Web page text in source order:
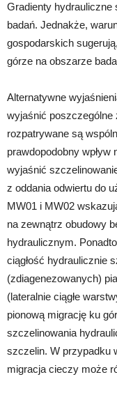
Gradienty hydrauliczne
badań. Jednakże,
gospodarskich
górze na obszarze
Alternatywne
wyjaśnić
rozpatrywane są
prawdopodobny
wyjaśnić
z oddania odwiertu do
MW01 i MW02
na zewnątrz obudowy
hydraulicznym.
ciągłość hydraulicznie
(zdiagenezowanych)
(lateralnie ciągłe
pionową migrację ku
szczelinowania
szczelin. W przypadku
migracja cieczy może